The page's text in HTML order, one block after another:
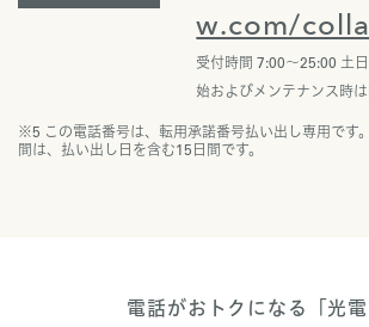
w.com/
受付時間 7:00〜25:00 土
始およびメンテナンス時は
※5 この電話番号は、転用承諾番号払い出し専用です
間は、払い出し日を含む15日間です。
電話がおトクになる「光電